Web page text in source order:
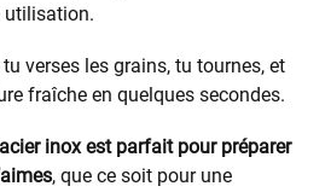
utilisation.
tu verses les grains, tu tournes, et
fraîche en quelques secondes.
inox est parfait pour préparer
, que ce soit pour une